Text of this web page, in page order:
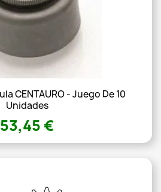
CENTAURO - Juego De 10
Unidades
53,45 €